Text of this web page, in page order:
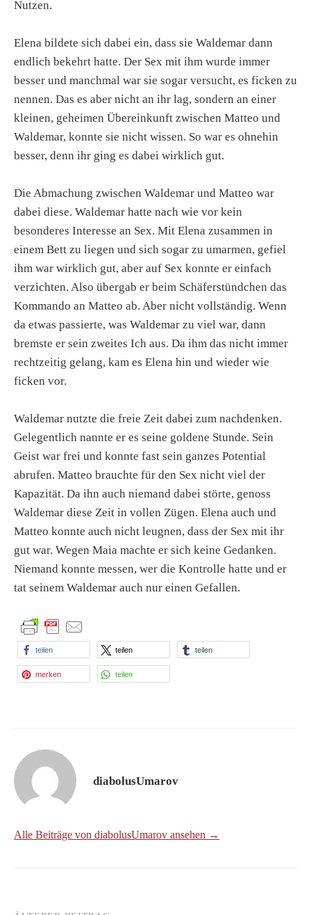
Nutzen.
Elena bildete sich dabei ein, dass sie Waldemar dann
endlich bekehrt hatte. Der Sex mit ihm wurde immer
besser und manchmal war sie sogar versucht, es ficken zu
nennen. Das es aber nicht an ihr lag, sondern an einer
kleinen, geheimen Übereinkunft zwischen Matteo und
Waldemar, konnte sie nicht wissen. So war es ohnehin
besser, denn ihr ging es dabei wirklich gut.
Die Abmachung zwischen Waldemar und Matteo war
dabei diese. Waldemar hatte nach wie vor kein
besonderes Interesse an Sex. Mit Elena zusammen in
einem Bett zu liegen und sich sogar zu umarmen, gefiel
ihm war wirklich gut, aber auf Sex konnte er einfach
verzichten. Also übergab er beim Schäferstündchen das
Kommando an Matteo ab. Aber nicht vollständig. Wenn
da etwas passierte, was Waldemar zu viel war, dann
bremste er sein zweites Ich aus. Da ihm das nicht immer
rechtzeitig gelang, kam es Elena hin und wieder wie
ficken vor.
Waldemar nutzte die freie Zeit dabei zum nachdenken.
Gelegentlich nannte er es seine goldene Stunde. Sein
Geist war frei und konnte fast sein ganzes Potential
abrufen. Matteo brauchte für den Sex nicht viel der
Kapazität. Da ihn auch niemand dabei störte, genoss
Waldemar diese Zeit in vollen Zügen. Elena auch und
Matteo konnte auch nicht leugnen, dass der Sex mit ihr
gut war. Wegen Maia machte er sich keine Gedanken.
Niemand konnte messen, wer die Kontrolle hatte und er
tat seinem Waldemar auch nur einen Gefallen.
teilen teilen teilen
merken teilen
diabolusUmarov
Alle Beiträge von diabolusUmarov ansehen →